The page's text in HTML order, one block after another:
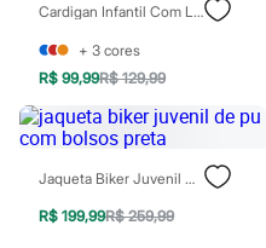
Personagens
Plus size
Blusas e Camisetas
Calças
Camisas
Casacos e Jaquetas
Jeans
Moda esportiva
Shorts e Bermudas
Todos os produtos
Cardigan Infantil Com Lurex Rosa
+ 3 cores
R$ 99,99R$ 129,99
Jaqueta Biker Juvenil De Pu Com Bolsos Preta
R$ 199,99R$ 259,99